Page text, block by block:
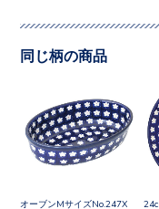
同じ柄の商品
オーブンMサイズNo.247X